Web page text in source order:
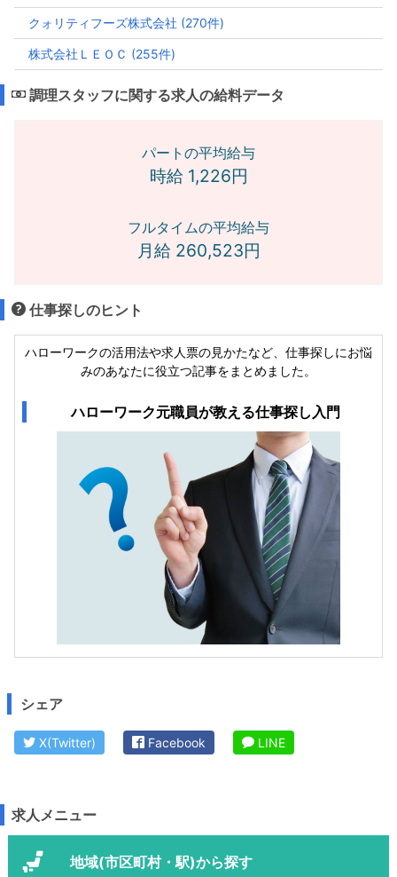
クォリティフーズ株式会社 (270件)
株式会社ＬＥＯＣ (255件)
調理スタッフに関する求人の給料データ
パートの平均給与
時給 1,226円
フルタイムの平均給与
月給 260,523円
仕事探しのヒント
ハローワークの活用法や求人票の見かたなど、仕事探しにお悩
みのあなたに役立つ記事をまとめました。
ハローワーク元職員が教える仕事探し入門
シェア
X(Twitter) Facebook LINE
求人メニュー
地域(市区町村・駅)から探す